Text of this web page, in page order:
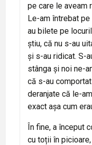
pe care le aveam
Le-am întrebat
au bilete pe
știu, că nu s-au
și s-au ridicat. S-
stânga și noi ne-
că s-au
deranjate că le-
exact așa cum
În fine, a început
cu toții în picioare,